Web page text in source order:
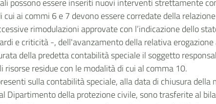
possono essere inseriti nuovi interventi strettamente
ai commi 6 e 7 devono essere corredate della
rimodulazioni approvate con l’indicazione dello
e criticità -, dell'avanzamento della relativa
della predetta contabilità speciale il soggetto
residue con le modalità di cui al comma 10.
sulla contabilità speciale, alla data di chiusura
Dipartimento della protezione civile, sono trasferite al